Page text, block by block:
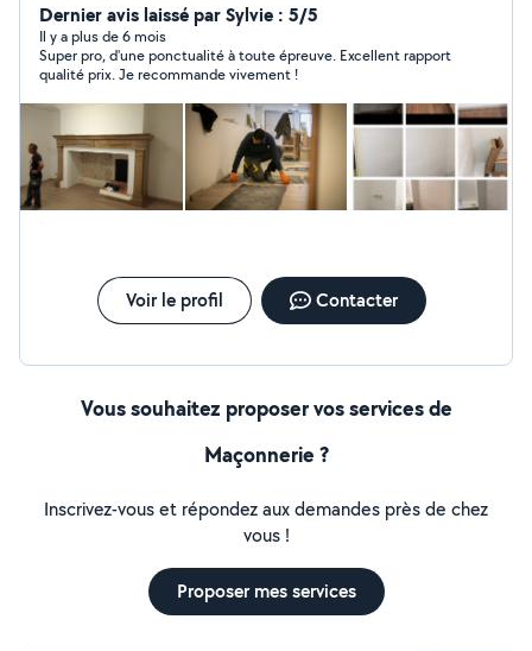
travaux de peinture enduit placo électricité plomberie
carrelage faïence... propose des prix défiant toutes
concurrence et garantie un travail de qualité. 7 53 58 56
65
Dernier avis laissé par Sylvie : 5/5
Il y a plus de 6 mois
Super pro, d'une ponctualité à toute épreuve. Excellent rapport
qualité prix. Je recommande vivement !
Voir le profil Contacter
Vous souhaitez proposer vos services de
Maçonnerie ?
Inscrivez-vous et répondez aux demandes près de chez
vous !
Proposer mes services